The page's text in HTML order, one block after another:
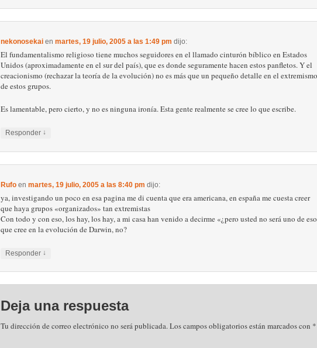
nekonosekaien martes, 19 julio, 2005 a las 1:49 pm dijo:
El fundamentalismo religioso tiene muchos seguidores en el llamado cinturón bíblico en Estados
Unidos (aproximadamente en el sur del país), que es donde seguramente hacen estos panfletos. Y el
creacionismo (rechazar la teoría de la evolución) no es más que un pequeño detalle en el extremismo
de estos grupos.
Es lamentable, pero cierto, y no es ninguna ironía. Esta gente realmente se cree lo que escribe.
Responder ↓
Rufoen martes, 19 julio, 2005 a las 8:40 pm dijo:
ya, investigando un poco en esa pagina me di cuenta que era americana, en españa me cuesta creer
que haya grupos «organizados» tan extremistas
Con todo y con eso, los hay, los hay, a mi casa han venido a decirme «¿pero usted no será uno de
que cree en la evolución de Darwin, no?
Responder ↓
Deja una respuesta
Tu dirección de correo electrónico no será publicada.Los campos obligatorios están marcados con *